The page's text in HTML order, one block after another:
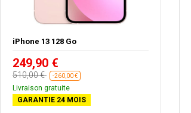
iPhone 13 128 Go
249,90 €
510,00 € -260,00 €
Livraison gratuite
GARANTIE 24 MOIS